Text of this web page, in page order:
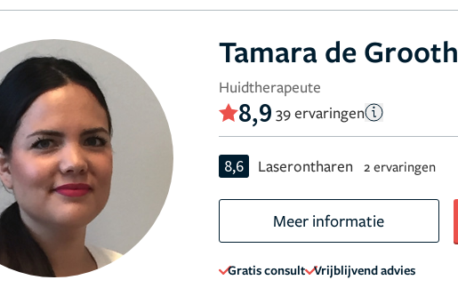
Tamara de Grooth
Huidtherapeute
8,9 39 ervaringen
8,6 Laserontharen 2 ervaringen
Meer informatie
Gratis consult Vrijblijvend advies